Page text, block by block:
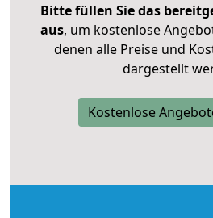
Bitte füllen Sie das
aus, um kostenlose
denen alle Preise und
dargestellt
Kostenlose